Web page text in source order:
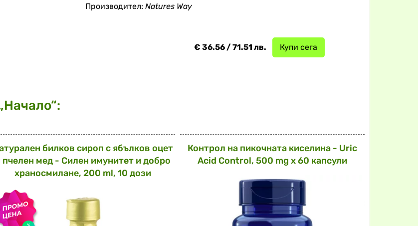
Производител: Natures Way
Купи сега
€ 36.56 / 71.51 лв.
билков сироп с ябълков оцет
пчелен мед - Силен имунитет и добро
храносмилане, 200 ml, 10 дози
Контрол на пикочната киселина - Uric
Acid Control, 500 mg х 60 капсули